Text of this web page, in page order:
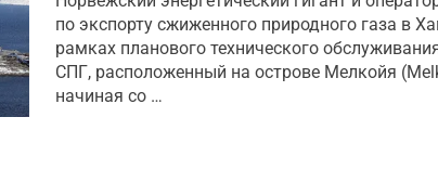
по экспорту сжиженного природного газа в
рамках планового технического
СПГ, расположенный на острове Мелкойя
начиная со …